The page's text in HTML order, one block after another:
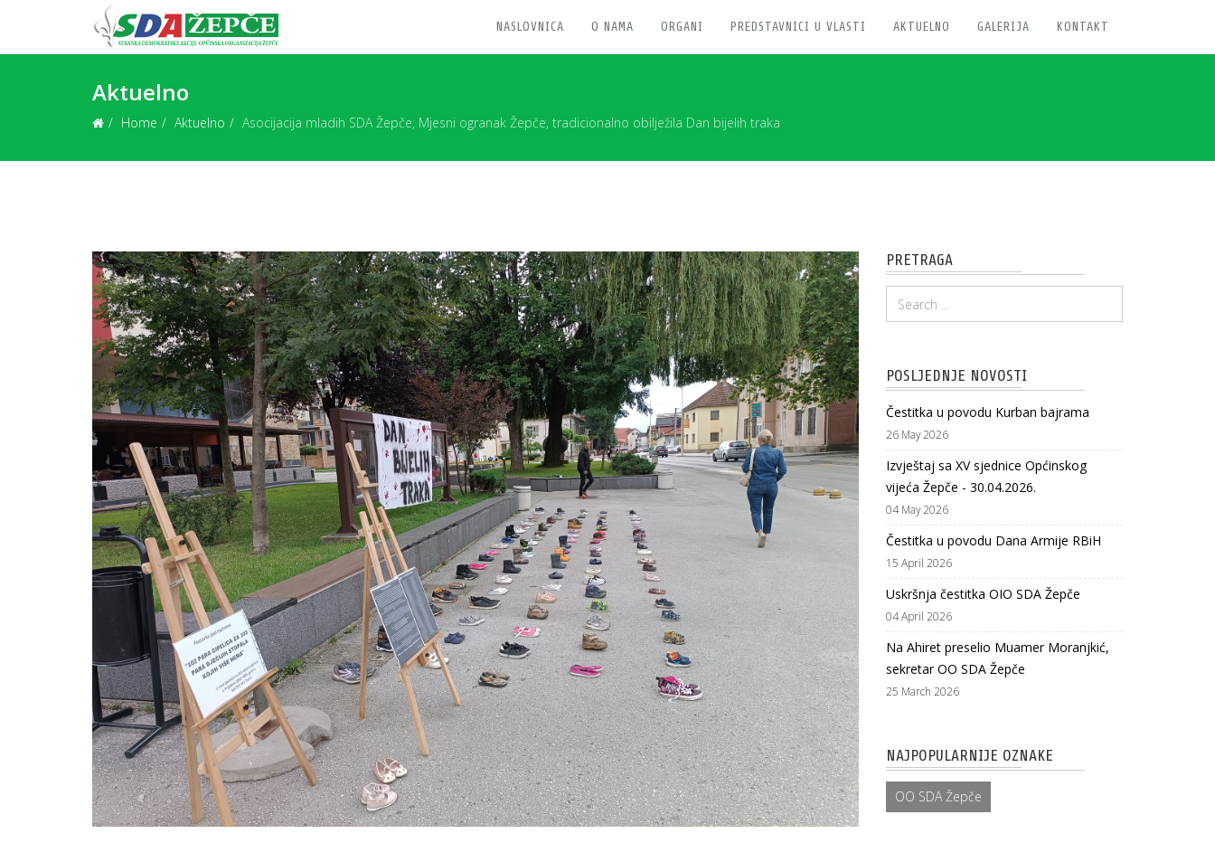
NASLOVNICA O NAMA ORGANI PREDSTAVNICI U VLASTI AKTUELNO GALERIJA KONTAKT
Aktuelno
Home Aktuelno Asocijacija mladih SDA Žepče, Mjesni ogranak Žepče, tradicionalno obilježila Dan bijelih traka
PRETRAGA
POSLJEDNJE NOVOSTI
Čestitka u povodu Kurban bajrama
26 May 2026
Izvještaj sa XV sjednice Općinskog
vijeća Žepče - 30.04.2026.
04 May 2026
Čestitka u povodu Dana Armije RBiH
15 April 2026
Uskršnja čestitka OIO SDA Žepče
04 April 2026
Na Ahiret preselio Muamer Moranjkić,
sekretar OO SDA Žepče
25 March 2026
NAJPOPULARNIJE OZNAKE
OO SDA Žepče